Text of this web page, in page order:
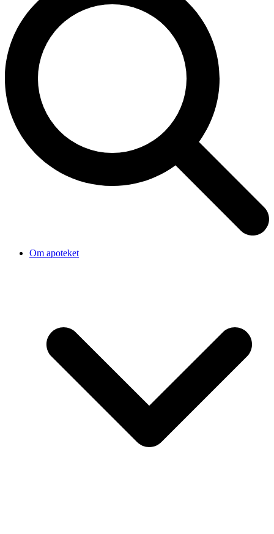
Om apoteket